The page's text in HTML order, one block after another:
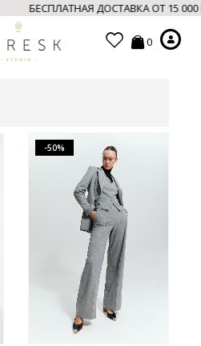
БЕСПЛАТНАЯ ДОСТАВКА ОТ 15
0
-50%